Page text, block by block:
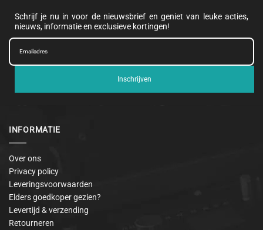
Schrijf je nu in voor de nieuwsbrief en geniet van leuke acties,
nieuws, informatie en exclusieve kortingen!
Inschrijven
INFORMATIE
Over ons
Privacy policy
Leveringsvoorwaarden
Elders goedkoper gezien?
Levertijd & verzending
Retourneren